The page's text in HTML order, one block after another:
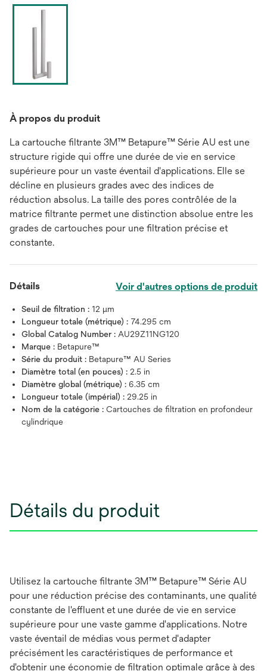
À propos du produit
La cartouche filtrante 3M™ Betapure™ Série AU est une
structure rigide qui offre une durée de vie en service
supérieure pour un vaste éventail d'applications. Elle se
décline en plusieurs grades avec des indices de
réduction absolus. La taille des pores contrôlée de la
matrice filtrante permet une distinction absolue entre les
grades de cartouches pour une filtration précise et
constante.
Détails Voir d'autres options de produit
Seuil de filtration : 12 μm
Longueur totale (métrique) : 74.295 cm
Global Catalog Number : AU29Z11NG120
Marque : Betapure™
Série du produit : Betapure™ AU Series
Diamètre total (en pouces) : 2.5 in
Diamètre global (métrique) : 6.35 cm
Longueur totale (impérial) : 29.25 in
Nom de la catégorie : Cartouches de filtration en profondeur
cylindrique
Détails du produit
Utilisez la cartouche filtrante 3M™ Betapure™ Série AU
pour une réduction précise des contaminants, une qualité
constante de l'effluent et une durée de vie en service
supérieure pour une vaste gamme d'applications. Notre
vaste éventail de médias vous permet d'adapter
précisément les caractéristiques de performance et
d'obtenir une économie de filtration optimale grâce à des